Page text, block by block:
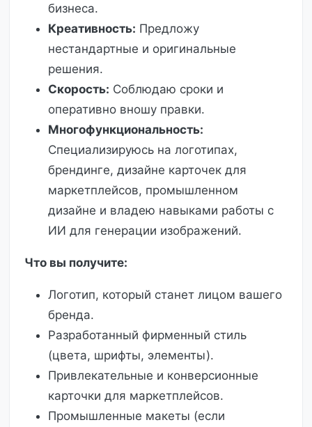
бизнеса.
Креативность: Предложу
нестандартные и оригинальные
решения.
Скорость: Соблюдаю сроки и
оперативно вношу правки.
Многофункциональность:
Специализируюсь на логотипах,
брендинге, дизайне карточек для
маркетплейсов, промышленном
дизайне и владею навыками работы с
ИИ для генерации изображений.
Что вы получите:
Логотип, который станет лицом вашего
бренда.
Разработанный фирменный стиль
(цвета, шрифты, элементы).
Привлекательные и конверсионные
карточки для маркетплейсов.
Промышленные макеты (если